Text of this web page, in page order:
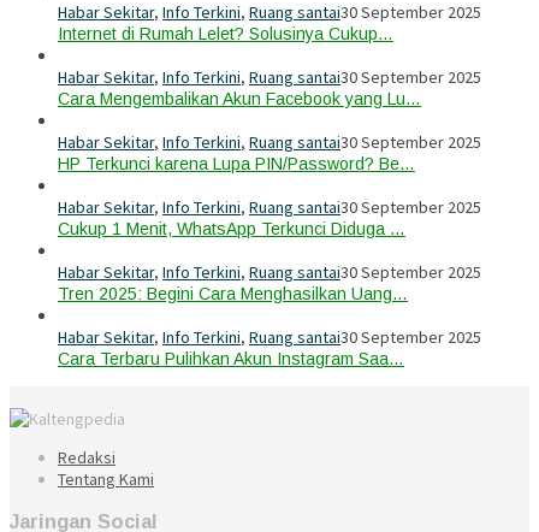
Habar Sekitar, Info Terkini, Ruang santai30 September 2025
Internet di Rumah Lelet? Solusinya Cukup…
Habar Sekitar, Info Terkini, Ruang santai30 September 2025
Cara Mengembalikan Akun Facebook yang Lu…
Habar Sekitar, Info Terkini, Ruang santai30 September 2025
HP Terkunci karena Lupa PIN/Password? Be…
Habar Sekitar, Info Terkini, Ruang santai30 September 2025
Cukup 1 Menit, WhatsApp Terkunci Diduga …
Habar Sekitar, Info Terkini, Ruang santai30 September 2025
Tren 2025: Begini Cara Menghasilkan Uang…
Habar Sekitar, Info Terkini, Ruang santai30 September 2025
Cara Terbaru Pulihkan Akun Instagram Saa…
Redaksi
Tentang Kami
Jaringan Social